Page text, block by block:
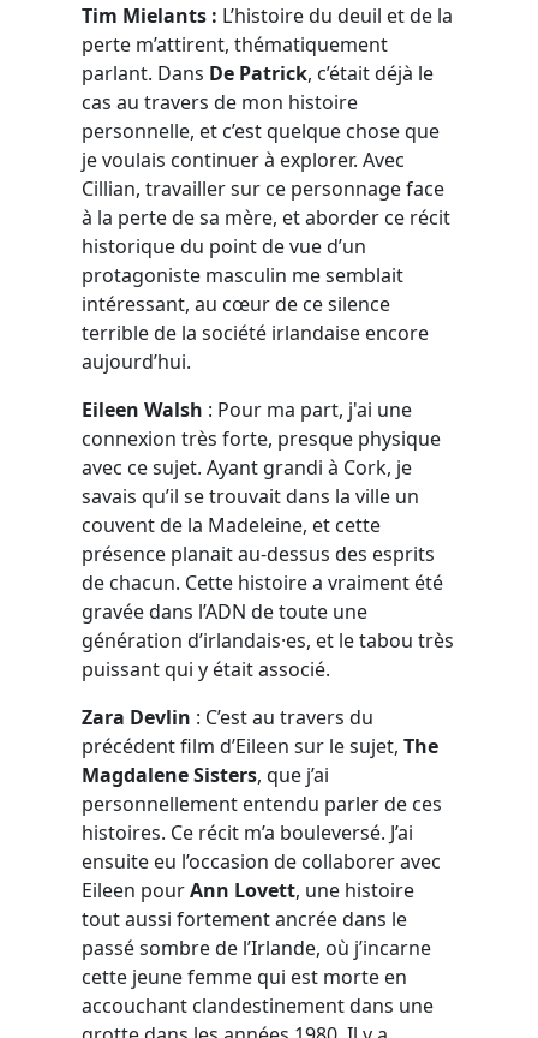
Tim Mielants : L’histoire du deuil et de la
perte m’attirent, thématiquement
parlant. Dans De Patrick, c’était déjà le
cas au travers de mon histoire
personnelle, et c’est quelque chose que
je voulais continuer à explorer. Avec
Cillian, travailler sur ce personnage face
à la perte de sa mère, et aborder ce récit
historique du point de vue d’un
protagoniste masculin me semblait
intéressant, au cœur de ce silence
terrible de la société irlandaise encore
aujourd’hui.
Eileen Walsh : Pour ma part, j'ai une
connexion très forte, presque physique
avec ce sujet. Ayant grandi à Cork, je
savais qu’il se trouvait dans la ville un
couvent de la Madeleine, et cette
présence planait au-dessus des esprits
de chacun. Cette histoire a vraiment été
gravée dans l’ADN de toute une
génération d’irlandais·es, et le tabou très
puissant qui y était associé.
Zara Devlin : C’est au travers du
précédent film d’Eileen sur le sujet, The
Magdalene Sisters, que j’ai
personnellement entendu parler de ces
histoires. Ce récit m’a bouleversé. J’ai
ensuite eu l’occasion de collaborer avec
Eileen pourAnn Lovett, une histoire
tout aussi fortement ancrée dans le
passé sombre de l’Irlande, où j’incarne
cette jeune femme qui est morte en
accouchant clandestinement dans une